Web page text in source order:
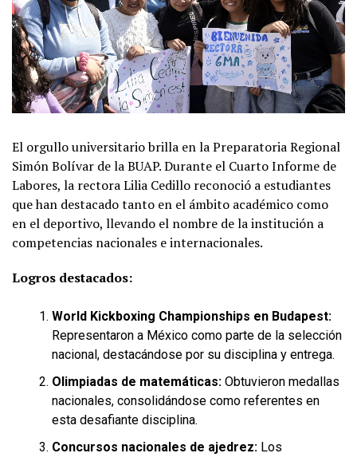
El orgullo universitario brilla en la Preparatoria Regional
Simón Bolívar de la BUAP. Durante el Cuarto Informe de
Labores, la rectora Lilia Cedillo reconoció a estudiantes
que han destacado tanto en el ámbito académico como
en el deportivo, llevando el nombre de la institución a
competencias nacionales e internacionales.
Logros destacados:
World Kickboxing Championships en Budapest:
Representaron a México como parte de la selección
nacional, destacándose por su disciplina y entrega.
Olimpiadas de matemáticas: Obtuvieron medallas
nacionales, consolidándose como referentes en
esta desafiante disciplina.
Concursos nacionales de ajedrez: Los